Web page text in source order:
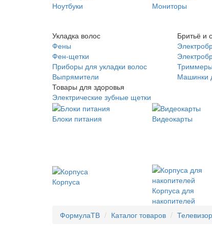
Ноутбуки Мониторы
Укладка волос
Фены
Фен-щетки
Приборы для укладки волос
Выпрямители
Товары для здоровья
Электрические зубные щетки
Бритьё и
Триммеры
Машинки
Блоки питания
Видеокарты
Корпуса
Корпуса для
накопителей
ФормулаТВ Каталог товаров